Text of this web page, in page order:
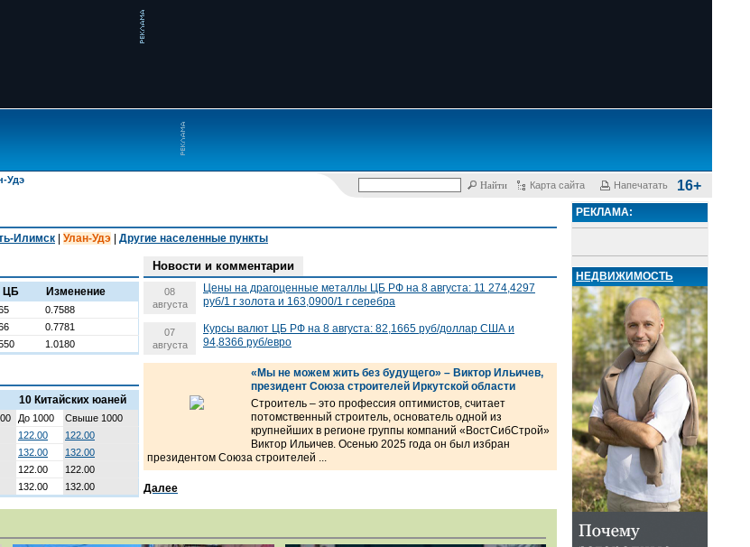
Удэ
Карта сайта Напечатать 16+
Илимск Улан-Удэ Другие населенные пункты
ЦБ Изменение
0.7588
0.7781
1.0180
Новости и комментарии
08
августа
Цены на драгоценные металлы ЦБ РФ на 8 августа: 11 274,4297
руб/1 г золота и 163,0900/1 г серебра
07
августа
Курсы валют ЦБ РФ на 8 августа: 82,1665 руб/доллар США и
94,8366 руб/евро
«Мы не можем жить без будущего» – Виктор Ильичев,
президент Союза строителей Иркутской области
Строитель – это профессия оптимистов, считает
потомственный строитель, основатель одной из
крупнейших в регионе группы компаний «ВостСибСтрой»
Виктор Ильичев. Осенью 2025 года он был избран
президентом Союза строителей ...
Далее
10 Китайских юаней
До 1000
Свыше 1000
122.00
122.00
132.00
132.00
122.00
122.00
132.00 132.00
РЕКЛАМА:
НЕДВИЖИМОСТЬ